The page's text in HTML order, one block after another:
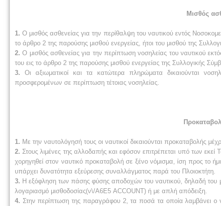
Μισθός
1.Ο μισθός ασθενείας για την περίθαλψη του ναυτικού εντός
το άρθρο 2 της παρούσης μισθού ενεργείας, ήτοι του μισθού της
2. Ο μισθός ασθενείας για την περίπτωση νοσηλείας του ναυτικού
του εις το άρθρο 2 της παρούσης μισθού ενεργείας της Συλλογικής
3.Οι αξιωματικοί και τα κατώτερα πληρώματα δικαιούνται
προσφερομένων σε περίπτωση τέτοιας νοσηλείας.
1. Με την ναυτολόγησή τους οι ναυτικοί δικαιούνται προκαταβολής
2. Στους λιμένες της αλλοδαπής και εφόσον επιτρέπεται υπό των
χορηγηθεί στον ναυτικό προκαταβολή σε ξένο νόμισμα, ίση προς το
υπάρχει δυνατότητα εξεύρεσης συναλλάγματος παρά του Πλοιοκτήτη.
3. Η εξόφληση των πάσης φύσης αποδοχών του ναυτικού, δηλαδή του
λογαριασμό μισθοδοσίας(ν\/Α6Ε5 ACCOUNT) ή με απλή απόδειξη.
4. Στην περίπτωση της παραγράφου 2, τα ποσά τα οποία λαμβάνει ο